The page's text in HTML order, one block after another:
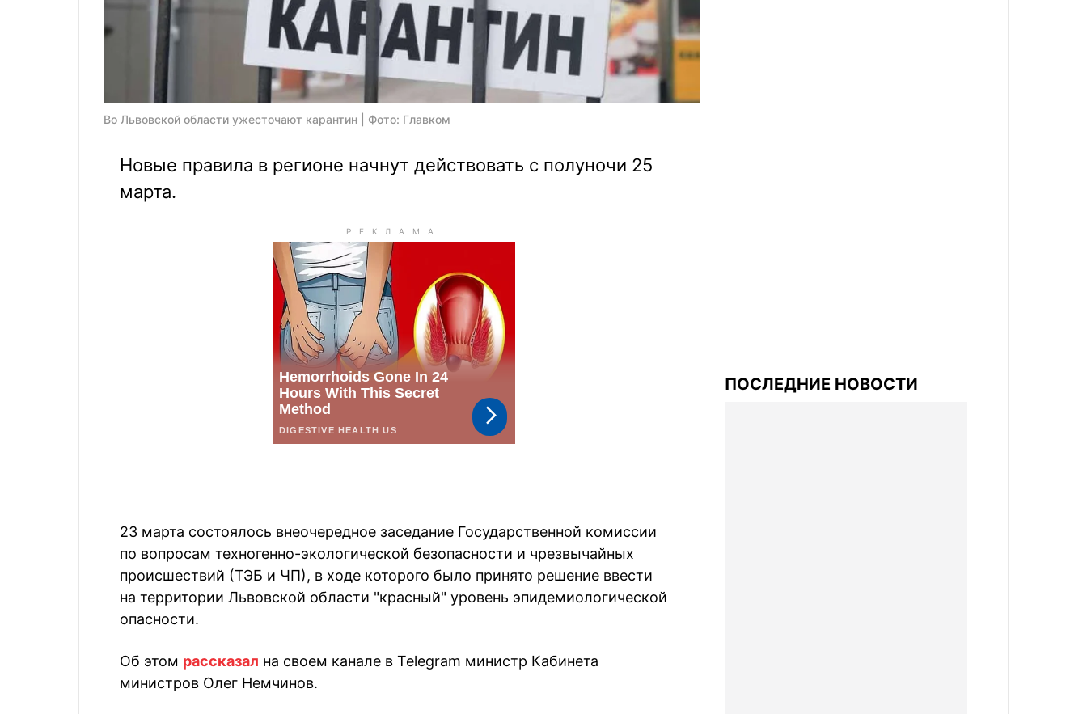
Во Львовской области ужесточают карантин | Фото: Главком
Новые правила в регионе начнут действовать с полуночи 25
марта.
23 марта состоялось внеочередное заседание Государственной комиссии
по вопросам техногенно-экологической безопасности и чрезвычайных
происшествий (ТЭБ и ЧП), в ходе которого было принято решение ввести
на территории Львовской области "красный" уровень эпидемиологической
опасности.
Об этом рассказал на своем канале в Telegram министр Кабинета
министров Олег Немчинов.
ПОСЛЕДНИЕ НОВОСТИ